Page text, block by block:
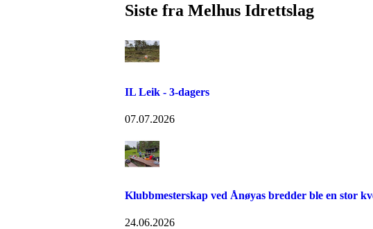
Siste fra Melhus Idrettslag
IL Leik - 3-dagers
07.07.2026
Klubbmesterskap ved Ånøyas bredder ble en stor
24.06.2026